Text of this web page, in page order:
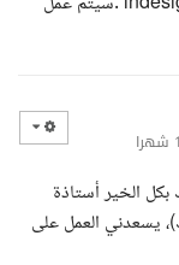
بكل الخير أستاذة
يسعدني العمل على